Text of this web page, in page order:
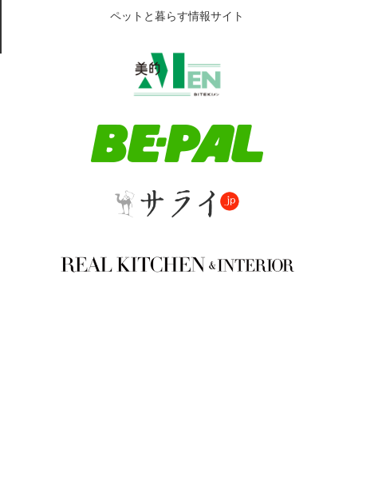
ペットと暮らす情報サイト